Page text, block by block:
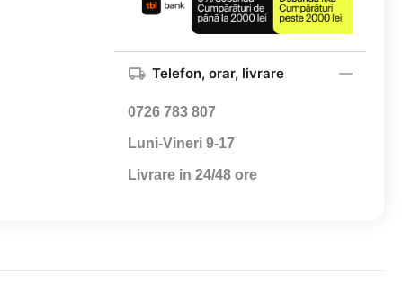
Telefon, orar, livrare
0726 783 807
Luni-Vineri 9-17
Livrare in 24/48 ore